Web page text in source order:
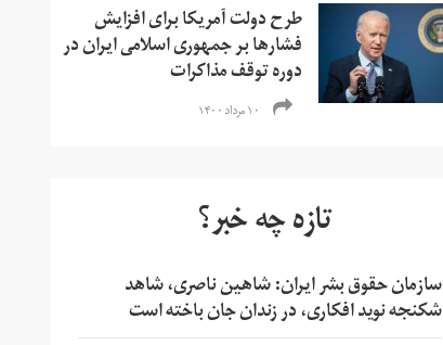
طرح دولت آمریکا برای افزایش
فشارها بر جمهوری اسلامی ایران در
دوره توقف مذاکرات
۱۰ مرداد ۱۴۰۰
تازه چه خبر؟
سازمان حقوق بشر ایران: شاهین ناصری، شاهد
شکنجه نوید افکاری، در زندان جان باخته است